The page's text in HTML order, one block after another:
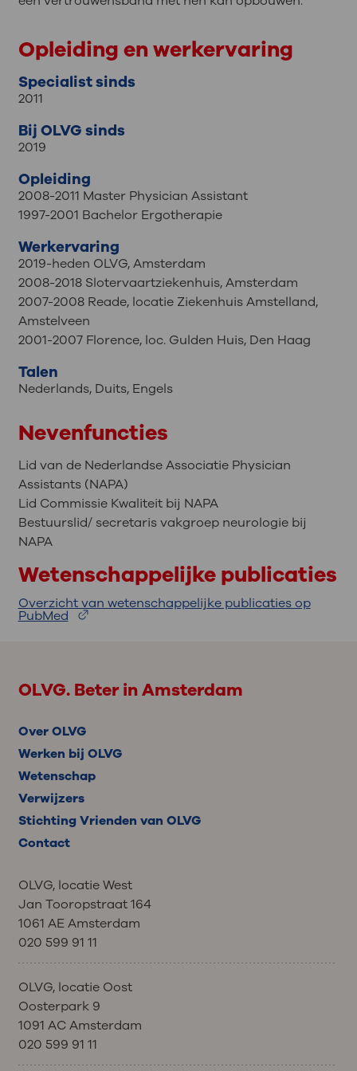
Opleiding en werkervaring
Specialist sinds
2011
Bij OLVG sinds
2019
Opleiding
2008-2011 Master Physician Assistant
1997-2001 Bachelor Ergotherapie
Werkervaring
2019-heden OLVG, Amsterdam
2008-2018 Slotervaartziekenhuis, Amsterdam
2007-2008 Reade, locatie Ziekenhuis Amstelland,
Amstelveen
2001-2007 Florence, loc. Gulden Huis, Den Haag
Talen
Nederlands,Duits,Engels
Nevenfuncties
Lid van de Nederlandse Associatie Physician
Assistants (NAPA)
Lid Commissie Kwaliteit bij NAPA
Bestuurslid/ secretaris vakgroep neurologie bij
NAPA
Wetenschappelijke publicaties
Overzicht van wetenschappelijke publicaties op
PubMed
OLVG. Beter in Amsterdam
Over OLVG
Werken bij OLVG
Wetenschap
Verwijzers
Stichting Vrienden van OLVG
Contact
OLVG, locatie West
Jan Tooropstraat 164
1061 AE Amsterdam
020 599 91 11
OLVG, locatie Oost
Oosterpark 9
1091 AC Amsterdam
020 599 91 11